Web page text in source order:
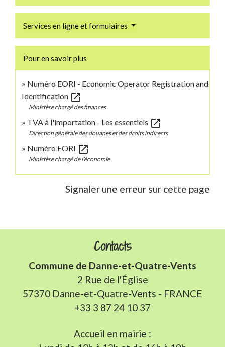
Services en ligne et formulaires
Pour en savoir plus
Numéro EORI - Economic Operator Registration and
Identification open_in_new
Ministère chargé des finances
TVA à l'importation - Les essentiels open_in_new
Direction générale des douanes et des droits indirects
Numéro EORI open_in_new
Ministère chargé de l'économie
Signaler une erreur sur cette page
Contacts
Commune de Danne-et-Quatre-Vents
2 Rue de l'Église
57370 Danne-et-Quatre-Vents - FRANCE
+33 3 87 24 10 37
Accueil en mairie :